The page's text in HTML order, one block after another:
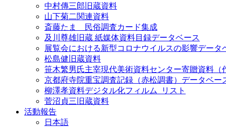
中村傳三郎旧蔵資料
山下菊二関連資料
斎藤たま 民俗調査カード集成
及川尊雄旧蔵 紙媒体資料目録データベース
展覧会における新型コロナウイルスの影響データ
松島健旧蔵資料
笹木繁男氏主宰現代美術資料センター寄贈資料（
京都府寺院重宝調査記録（赤松調書）データベー
柳澤孝資料デジタル化フィルム_リスト
菅沼貞三旧蔵資料
活動報告
日本語